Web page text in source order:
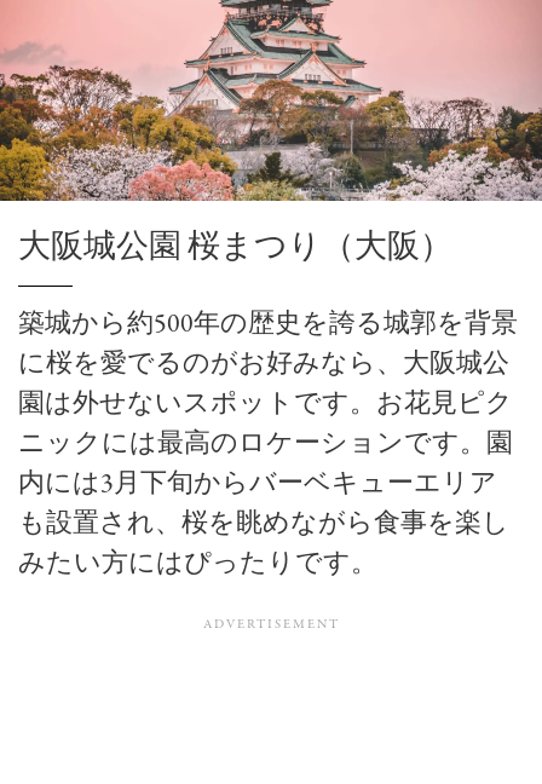
大阪城公園 桜まつり（大阪）
築城から約500年の歴史を誇る城郭を背景
に桜を愛でるのがお好みなら、大阪城公
園は外せないスポットです。お花見ピク
ニックには最高のロケーションです。園
内には3月下旬からバーベキューエリア
も設置され、桜を眺めながら食事を楽し
みたい方にはぴったりです。